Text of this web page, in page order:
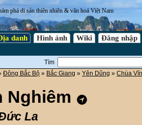
phá di sản thiên nhiên & văn hoá Việt Nam
danh Hình ảnh Wiki Đăng nhập
Tìm
Đông Bắc Bộ » Bắc Giang » Yên Dũng » Chùa
Nghiêm
La